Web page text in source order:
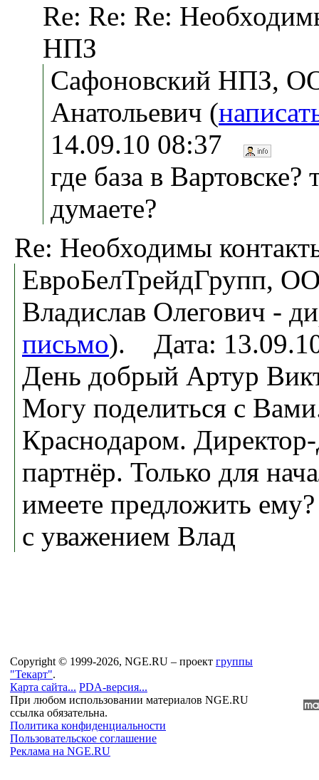
Re: Re: Re:
НПЗ
Сафоновский НПЗ,
Анатольевич (
14.09.10 08:37
где база в Вартовске?
думаете?
Re: Необходимы
ЕвроБелТрейдГрупп,
Владислав Олегович -
письмо). Дата:
День добрый Артур
Могу поделиться с
Краснодаром.
партнёр. Только для
имеете предложить ему?
с уважением Влад
Copyright © 1999-2026, NGE.RU – проект группы
"Текарт".
Карта сайта... PDA-версия...
При любом использовании материалов NGE.RU
ссылка обязательна.
Политика конфиденциальности
Пользовательское соглашение
Реклама на NGE.RU